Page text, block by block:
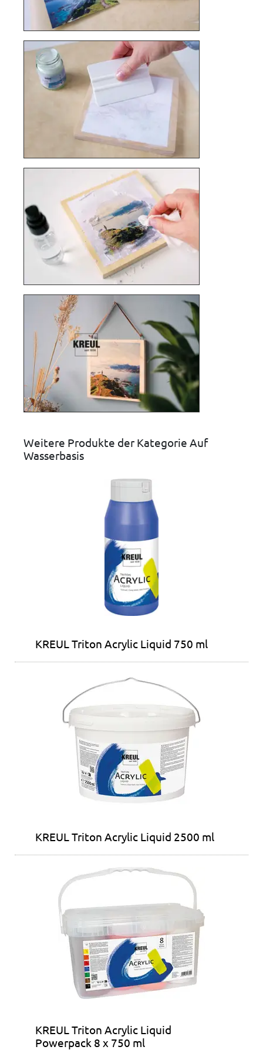
Weitere Produkte der Kategorie Auf
Wasserbasis
KREUL Triton Acrylic Liquid 750 ml
KREUL Triton Acrylic Liquid 2500 ml
KREUL Triton Acrylic Liquid
Powerpack 8 x 750 ml